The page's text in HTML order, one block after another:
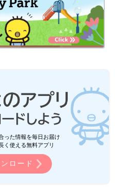
った情報を毎日お届け
く使える無料アプリ
ロード